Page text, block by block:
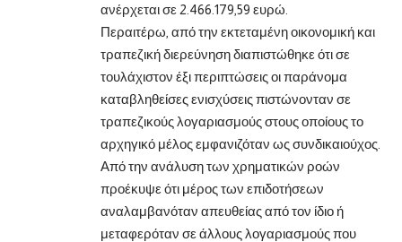
ανέρχεται σε 2.466.179,59 ευρώ.
Περαιτέρω, από την εκτεταμένη οικονομική και
τραπεζική διερεύνηση διαπιστώθηκε ότι σε
τουλάχιστον έξι περιπτώσεις οι παράνομα
καταβληθείσες ενισχύσεις πιστώνονταν σε
τραπεζικούς λογαριασμούς στους οποίους το
αρχηγικό μέλος εμφανιζόταν ως συνδικαιούχος.
Από την ανάλυση των χρηματικών ροών
προέκυψε ότι μέρος των επιδοτήσεων
αναλαμβανόταν απευθείας από τον ίδιο ή
μεταφερόταν σε άλλους λογαριασμούς που